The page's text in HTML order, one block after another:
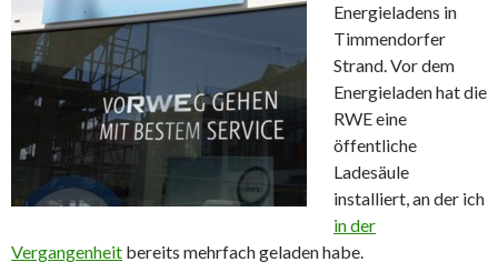
Energieladens in
Timmendorfer
Strand. Vor dem
Energieladen hat die
RWE eine
öffentliche
Ladesäule
installiert, an der ich
in der
Vergangenheit bereits mehrfach geladen habe.